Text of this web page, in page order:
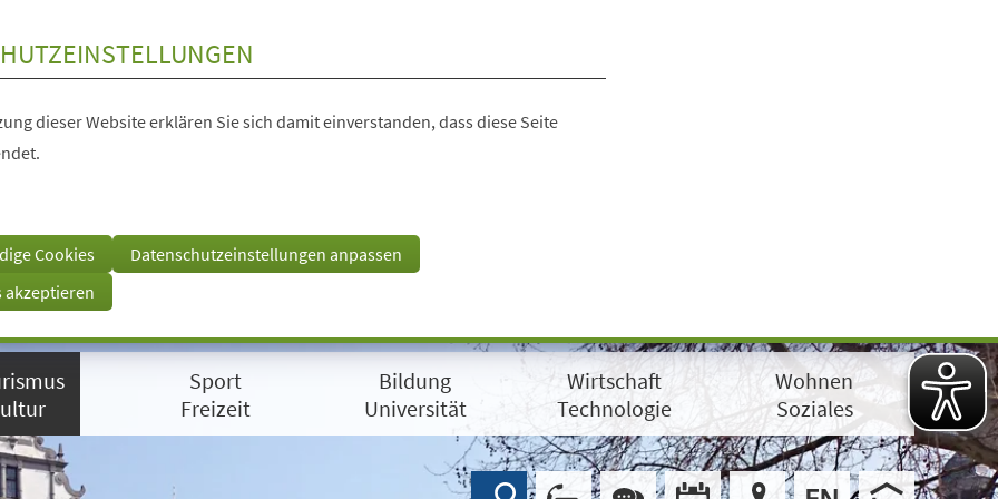
dieser Website erklären Sie sich damit einverstanden, dass diese Seite
Cookies
Datenschutzeinstellungen anpassen
akzeptieren
Sport
Freizeit
Bildung
Universität
Wirtschaft
Technologie
Wohnen
Soziales